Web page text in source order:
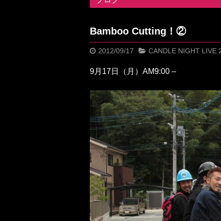
Bamboo Cutting！②
2012/09/17 CANDLE NIGHT LIVE
9月17日（月）AM9:00 –